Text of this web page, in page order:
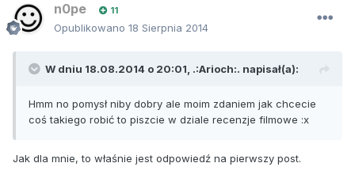
n0pe 11
Opublikowano 18 Sierpnia 2014
W dniu 18.08.2014 o 20:01, .:Arioch:. napisał(a):
Hmm no pomysł niby dobry ale moim zdaniem jak chcecie
coś takiego robić to piszcie w dziale recenzje filmowe :x
Jak dla mnie, to właśnie jest odpowiedź na pierwszy post.